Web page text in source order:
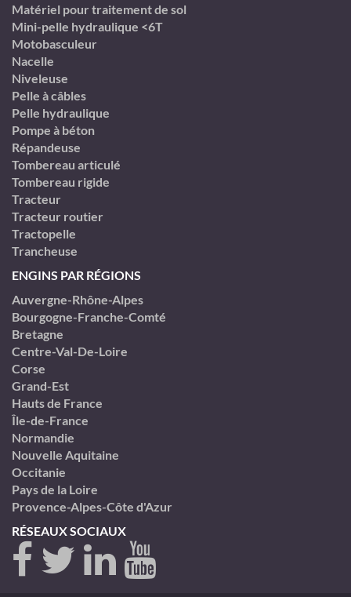
Matériel pour traitement de sol
Mini-pelle hydraulique <6T
Motobasculeur
Nacelle
Niveleuse
Pelle à câbles
Pelle hydraulique
Pompe à béton
Répandeuse
Tombereau articulé
Tombereau rigide
Tracteur
Tracteur routier
Tractopelle
Trancheuse
ENGINS PAR RÉGIONS
Auvergne-Rhône-Alpes
Bourgogne-Franche-Comté
Bretagne
Centre-Val-De-Loire
Corse
Grand-Est
Hauts de France
Île-de-France
Normandie
Nouvelle Aquitaine
Occitanie
Pays de la Loire
Provence-Alpes-Côte d'Azur
RÉSEAUX SOCIAUX